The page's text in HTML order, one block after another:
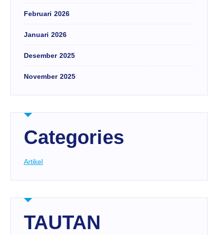
Februari 2026
Januari 2026
Desember 2025
November 2025
Categories
Artikel
TAUTAN